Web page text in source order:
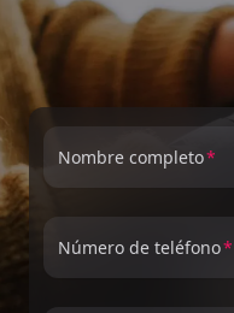
Nombre completo
Número de teléfono